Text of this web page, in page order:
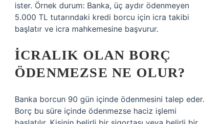
ister. Örnek durum: Banka, üç aydır ödenmeyen
5.000 TL tutarındaki kredi borcu için icra takibi
başlatır ve icra mahkemesine başvurur.
İCRALIK OLAN BORÇ
ÖDENMEZSE NE OLUR?
Banka borcun 90 gün içinde ödenmesini talep eder.
Borç bu süre içinde ödenmezse haciz işlemi